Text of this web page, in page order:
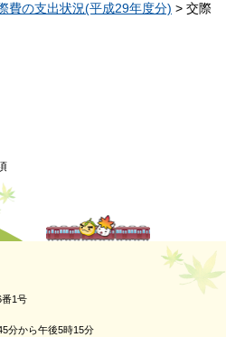
費の支出状況(平成29年度分) > 交際
番1号
分から午後5時15分